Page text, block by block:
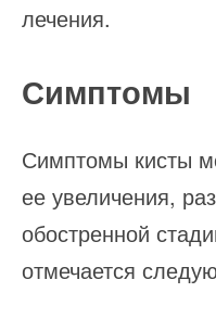
лечения.
Симптомы
Симптомы кисты
ее увеличения,
обостренной
отмечается